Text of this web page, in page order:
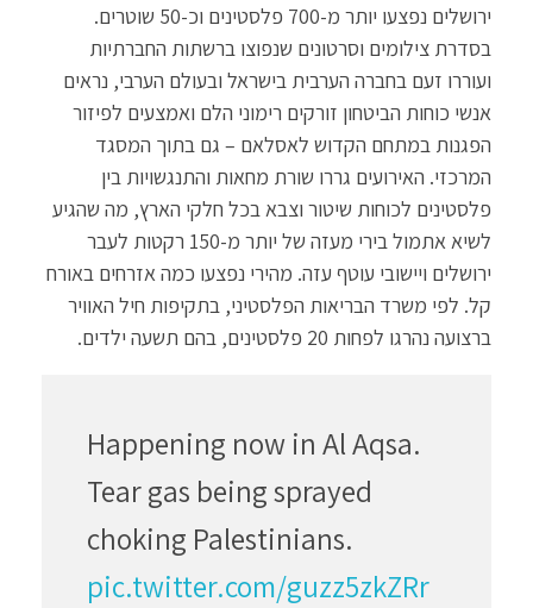
ירושלים נפצעו יותר מ-700 פלסטינים וכ-50 שוטרים.
בסדרת צילומים וסרטונים שנפוצו ברשתות החברתיות
ועוררו זעם בחברה הערבית בישראל ובעולם הערבי, נראים
אנשי כוחות הביטחון זורקים רימוני הלם ואמצעים לפיזור
הפגנות במתחם הקדוש לאסלאם – גם בתוך המסגד
המרכזי. האירועים גררו שורת מחאות והתנגשויות בין
פלסטינים לכוחות שיטור וצבא בכל חלקי הארץ, מה שהגיע
לשיא אתמול בירי מעזה של יותר מ-150 רקטות לעבר
ירושלים ויישובי עוטף עזה. מהירי נפצעו כמה אזרחים באורח
קל. לפי משרד הבריאות הפלסטיני, בתקיפות חיל האוויר
ברצועה נהרגו לפחות 20 פלסטינים, בהם תשעה ילדים.
Happening now in Al Aqsa.
Tear gas being sprayed
choking Palestinians.
pic.twitter.com/guzz5zkZRr